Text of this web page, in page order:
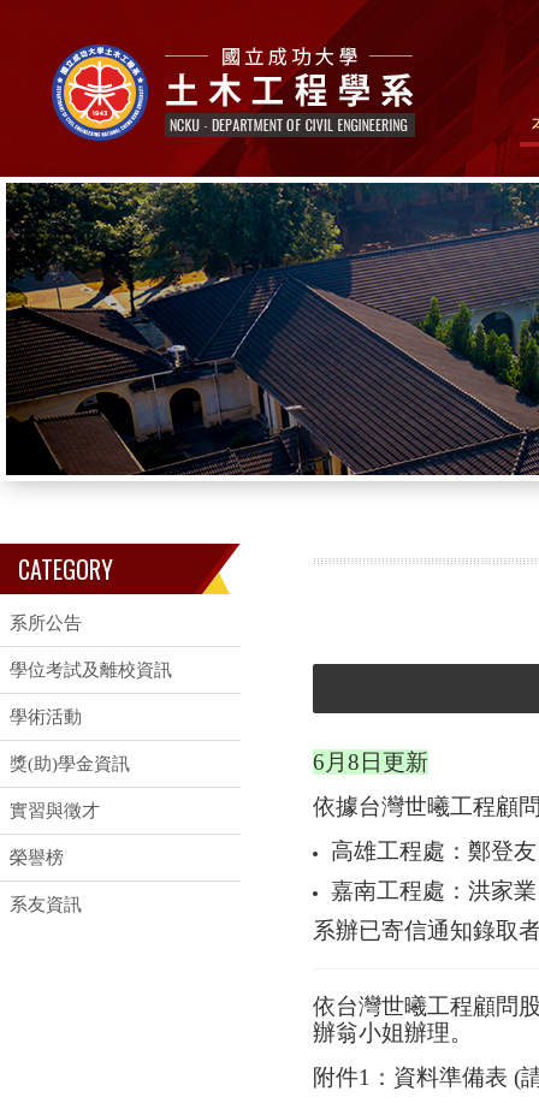
CATEGORY
系所公告
學位考試及離校資訊
學術活動
獎(助)學金資訊
實習與徵才
榮譽榜
系友資訊
6月8日更新
依據台灣世曦工程顧
高雄工程處：鄭登友
嘉南工程處：洪家業
系辦已寄信通知錄取
依台灣世曦工程顧問
辦翁小姐辦理。
附件1：資料準備表 (